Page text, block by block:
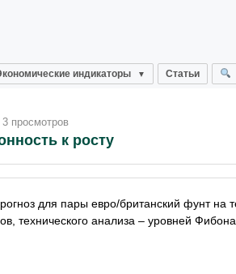
индикаторы Статьи
3 просмотров
к росту
для пары евро/британский фунт на
технического анализа – уровней